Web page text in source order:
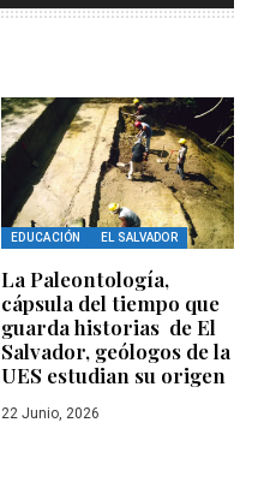
EDUCACIÓN EL SALVADOR
La Paleontología,
cápsula del tiempo que
guarda historias de El
Salvador, geólogos de la
UES estudian su origen
22 Junio, 2026